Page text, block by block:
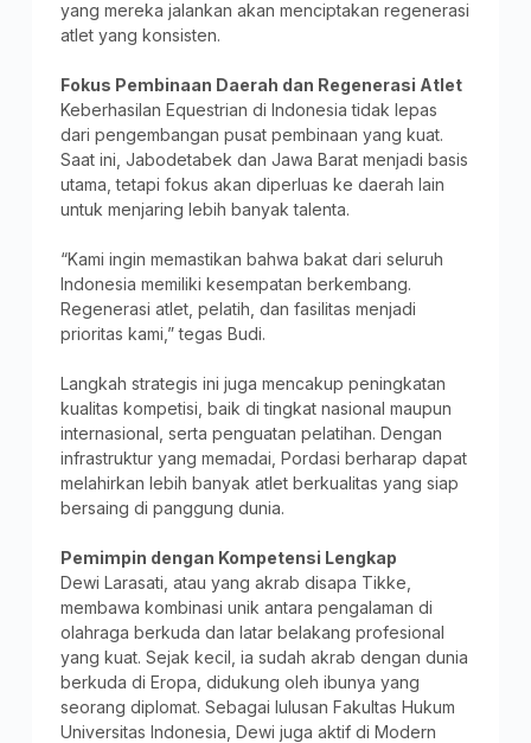
yang mereka jalankan akan menciptakan regenerasi
atlet yang konsisten.
Fokus Pembinaan Daerah dan Regenerasi Atlet
Keberhasilan Equestrian di Indonesia tidak lepas
dari pengembangan pusat pembinaan yang kuat.
Saat ini, Jabodetabek dan Jawa Barat menjadi basis
utama, tetapi fokus akan diperluas ke daerah lain
untuk menjaring lebih banyak talenta.
“Kami ingin memastikan bahwa bakat dari seluruh
Indonesia memiliki kesempatan berkembang.
Regenerasi atlet, pelatih, dan fasilitas menjadi
prioritas kami,” tegas Budi.
Langkah strategis ini juga mencakup peningkatan
kualitas kompetisi, baik di tingkat nasional maupun
internasional, serta penguatan pelatihan. Dengan
infrastruktur yang memadai, Pordasi berharap dapat
melahirkan lebih banyak atlet berkualitas yang siap
bersaing di panggung dunia.
Pemimpin dengan Kompetensi Lengkap
Dewi Larasati, atau yang akrab disapa Tikke,
membawa kombinasi unik antara pengalaman di
olahraga berkuda dan latar belakang profesional
yang kuat. Sejak kecil, ia sudah akrab dengan dunia
berkuda di Eropa, didukung oleh ibunya yang
seorang diplomat. Sebagai lulusan Fakultas Hukum
Universitas Indonesia, Dewi juga aktif di Modern